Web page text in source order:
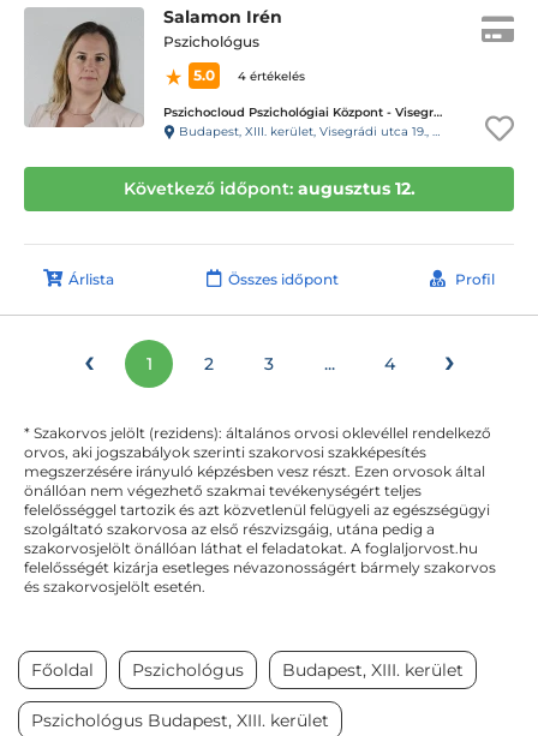
Salamon Irén
Pszichológus
5.0
4 értékelés
Pszichocloud Pszichológiai Központ - Visegrádi utca / Nyugati
Budapest, XIII. kerület, Visegrádi utca 19., 1. emelet 5. ajtó, 22-es kapucsengő
Következő időpont: augusztus 12.
Árlista Összes időpont Profil
‹ 1 2 3 ... 4 ›
* Szakorvos jelölt (rezidens): általános orvosi oklevéllel rendelkező
orvos, aki jogszabályok szerinti szakorvosi szakképesítés
megszerzésére irányuló képzésben vesz részt. Ezen orvosok által
önállóan nem végezhető szakmai tevékenységért teljes
felelősséggel tartozik és azt közvetlenül felügyeli az egészségügyi
szolgáltató szakorvosa az első részvizsgáig, utána pedig a
szakorvosjelölt önállóan láthat el feladatokat. A foglaljorvost.hu
felelősségét kizárja esetleges névazonosságért bármely szakorvos
és szakorvosjelölt esetén.
Főoldal Pszichológus Budapest, XIII. kerület
Pszichológus Budapest, XIII. kerület